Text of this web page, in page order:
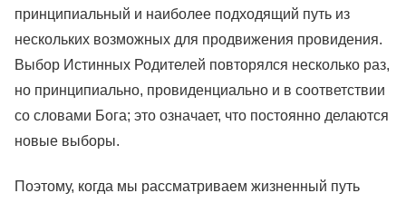
принципиальный и наиболее подходящий путь из
нескольких возможных для продвижения провидения.
Выбор Истинных Родителей повторялся несколько раз,
но принципиально, провиденциально и в соответствии
со словами Бога; это означает, что постоянно делаются
новые выборы.
Поэтому, когда мы рассматриваем жизненный путь